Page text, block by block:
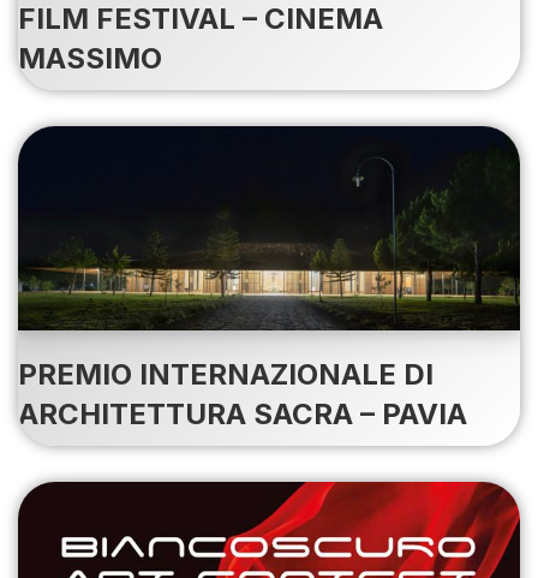
FILM FESTIVAL – CINEMA
MASSIMO
PREMIO INTERNAZIONALE DI
ARCHITETTURA SACRA – PAVIA